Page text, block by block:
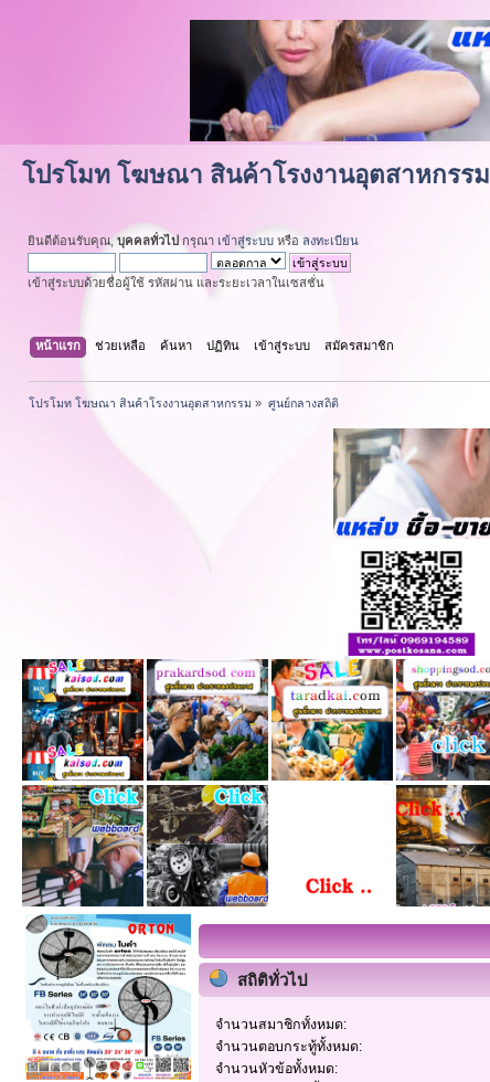
โปรโมท โฆษณา สินค้าโรงงานอุตสาหกรรม
ยินดีต้อนรับคุณ,บุคคลทั่วไปกรุณา เข้าสู่ระบบ หรือ ลงทะเบียน
เข้าสู่ระบบด้วยชื่อผู้ใช้ รหัสผ่าน และระยะเวลาในเซสชั่น
หน้าแรก ช่วยเหลือ ค้นหา ปฏิทิน เข้าสู่ระบบ สมัครสมาชิก
โปรโมท โฆษณา สินค้าโรงงานอุตสาหกรรม » ศูนย์กลางสถิติ
สถิติทั่วไป
จำนวนสมาชิกทั้งหมด:
จำนวนตอบกระทู้ทั้งหมด:
จำนวนหัวข้อทั้งหมด: